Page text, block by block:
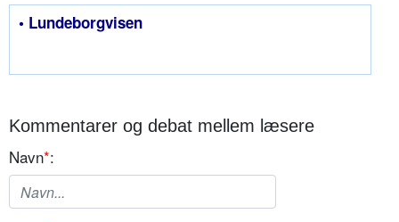
• Lundeborgvisen
Kommentarer og debat mellem læsere
Navn*: